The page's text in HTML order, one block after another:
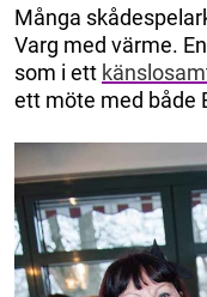
Många
Varg med värme.
som i ett
ett möte med både